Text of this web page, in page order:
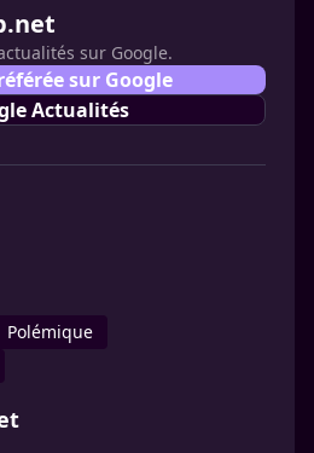
sur Google.
sur Google
Actualités
Polémique